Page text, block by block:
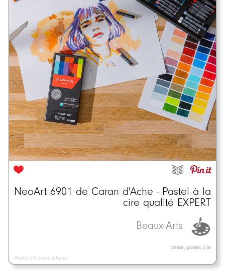
NeoArt 6901 de Caran d'Ache - Pastel à la
cire qualité EXPERT
Beaux-Arts
dessin, pastel, cire
Photo ©Caran d'Ache